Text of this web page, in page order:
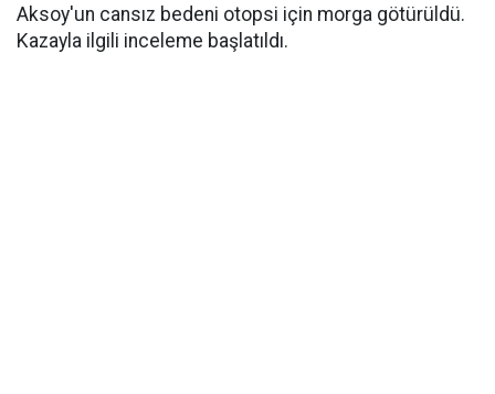
Aksoy'un cansız bedeni otopsi için morga götürüldü.
Kazayla ilgili inceleme başlatıldı.